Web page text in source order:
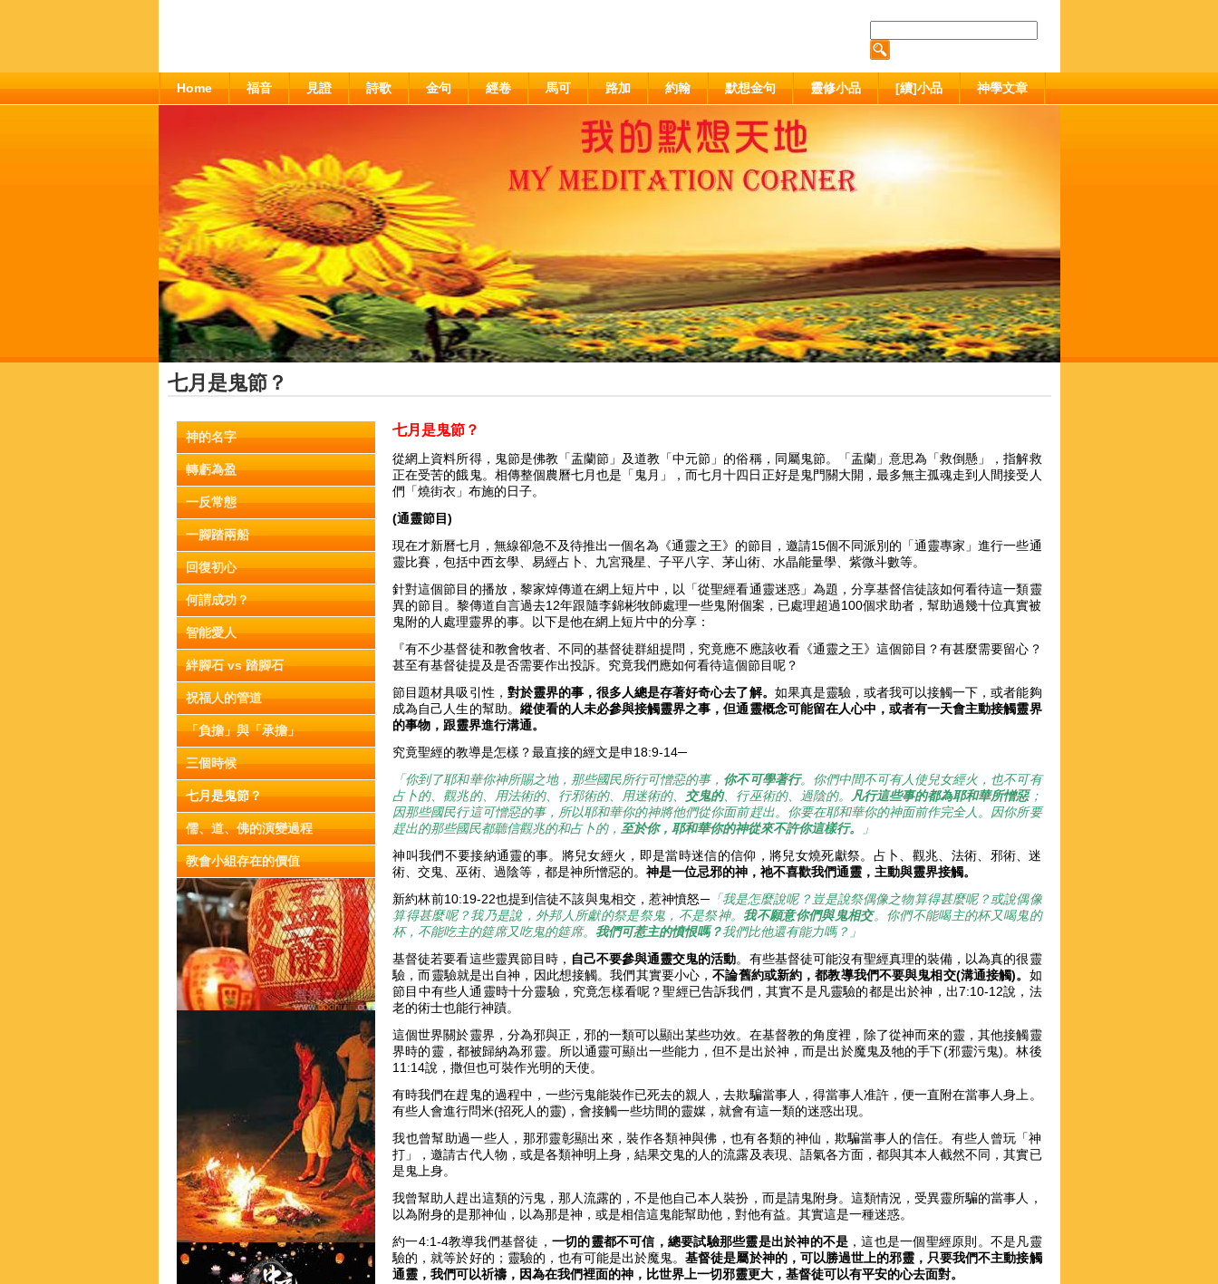
Home 福音 見證 詩歌 金句 經卷 馬可 路加 約翰 默想金句 靈修小品 [續]小品 神學文章
七月是鬼節？
神的名字
轉虧為盈
一反常態
一腳踏兩船
回復初心
何謂成功？
智能愛人
絆腳石 vs 踏腳石
祝福人的管道
「負擔」與「承擔」
三個時候
七月是鬼節？
儒、道、佛的演變過程
教會小組存在的價值
七月是鬼節？
從網上資料所得，鬼節是佛教「盂蘭節」及道教「中元節」的俗稱，同屬鬼節。「盂蘭」意思為「救倒懸」，指解救
正在受苦的餓鬼。相傳整個農曆七月也是「鬼月」，而七月十四日正好是鬼門關大開，最多​​無主孤魂走到人間接受人
們「燒街衣」布施的日子。
(通靈節目)
現在才新曆七月，無線卻急不及待推出一個名為《通靈之王》的節目，邀請15個不同派別的「通靈專家」進行一些通
靈比賽，包括中西玄學、易經占卜、九宮飛星、子平八字、茅山術、水晶能量學、紫微斗數等。
針對這個節目的播放，黎家焯傳道在網上短片中，以「從聖經看通靈迷惑」為題，分享基督信徒該如何看待這一類靈
異的節目。黎傳道自言過去12年跟隨李錦彬牧師處理一些鬼附個案，已處理超過100個求助者，幫助過幾十位真實被
鬼附的人處理靈界的事。以下是他在網上短片中的分享：
『有不少基督徒和教會牧者、不同的基督徒群組提問，究竟應不應該收看《通靈之王》這個節目？有甚麼需要留心？
甚至有基督徒提及是否需要作出投訴。究竟我們應如何看待這個節目呢？
節目題材具吸引性， 對於靈界的事，很多人總是存著好奇心去了解。 如果真是靈驗，或者我可以接觸一下，或者能夠
成為自己人生的幫助。 縱使看的人未必參與接觸靈界之事，但通靈概念可能留在人心中，或者有一天會主動接觸靈界
的事物，跟靈界進行溝通。
究竟聖經的教導是怎樣？最直接的經文是申18:9-14─
「你到了耶和華你神所賜之地，那些國民所行可憎惡的事， 你不可學著行。你們中間不可有人使兒女經火，也不可有
占卜的、觀兆的、用法術的、行邪術的、用迷術的、 交鬼的、行巫術的、過陰的。 凡行這些事的都為耶和華所憎惡；
因那些國民行這可憎惡的事，所以耶和華你的神將他們從你面前趕出。你要在耶和華你的神面前作完全人。因你所要
趕出的那些國民都聽信觀兆的和占卜的， 至於你，耶和華你的神從來不許你這樣行。
」
神叫我們不要接納通靈的事。將兒女經火，即是當時迷信的信仰，將兒女燒死獻祭。占卜、觀兆、法術、邪術、迷
術、交鬼、巫術、過陰等，都是神所憎惡的。神是一位忌邪的神，祂不喜歡我們通靈，主動與靈界接觸。
新約林前10:19-22也提到信徒不該與鬼相交，惹神憤怒─「我是怎麼說呢？豈是說祭偶像之物算得甚麼呢？或說偶像
算得甚麼呢？我乃是說，外邦人所獻的祭是祭鬼，不是祭神。 我不願意你們與鬼相交。 你們不能喝主的杯又喝鬼的
杯，不能吃主的筵席又吃鬼的筵席。 我們可惹主的憤恨嗎？我們比他還有能力嗎？」
基督徒若要看這些靈異節目時， 自己不要參與通靈交鬼的活動。有些基督徒可能沒有聖經真理的裝備，以為真的很靈
驗，而靈驗就是出自神，因此想接觸。我們其實要小心，不論舊約或新約，都教導我們不要與鬼相交(溝通接觸)。 如
節目中有些人通靈時十分靈驗，究竟怎樣看呢？聖經已告訴我們，其實不是凡靈驗的都是出於神，出7:10-12說，法
老的術士也能行神蹟。
這個世界關於靈界，分為邪與正，邪的一類可以顯出某些功效。在基督教的角度裡，除了從神而來的靈，其他接觸靈
界時的靈，都被歸納為邪靈。所以通靈可顯出一些能力，但不是出於神，而是出於魔鬼及牠的手下(邪靈污鬼)。林後
11:14說，撒但也可裝作光明的天使。
有時我們在趕鬼的過程中，一些污鬼能裝作已死去的親人，去欺騙當事人，得當事人准許，便一直附在當事人身上。
有些人會進行問米(招死人的靈)，會接觸一些坊間的靈媒，就會有這一類的迷惑出現。
我也曾幫助過一些人，那邪靈彰顯出來，裝作各類神與佛，也有各類的神仙，欺騙當事人的信任。有些人曾玩「神
打」，邀請古代人物，或是各類神明上身，結果交鬼的人的流露及表現、語氣各方面，都與其本人截然不同，其實已
是鬼上身。
我曾幫助人趕出這類的污鬼，那人流露的，不是他自己本人裝扮，而是請鬼附身。這類情況，受異靈所騙的當事人，
以為附身的是那神仙，以為那是神，或是相信這鬼能幫助他，對他有益。其實這是一種迷惑。
約一4:1-4教導我們基督徒， 一切的靈都不可信，總要試驗那些靈是出於神的不是 ，這也是一個聖經原則。不是凡靈
驗的，就等於好的；靈驗的，也有可能是出於魔鬼。基督徒是屬於神的，可以勝過世上的邪靈，只要我們不主動接觸
通靈，我們可以祈禱，因為在我們裡面的神，比世界上一切邪靈更大，基督徒可以有平安的心去面對。